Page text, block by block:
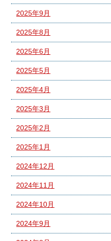
2025年9月
2025年8月
2025年6月
2025年5月
2025年4月
2025年3月
2025年2月
2025年1月
2024年12月
2024年11月
2024年10月
2024年9月